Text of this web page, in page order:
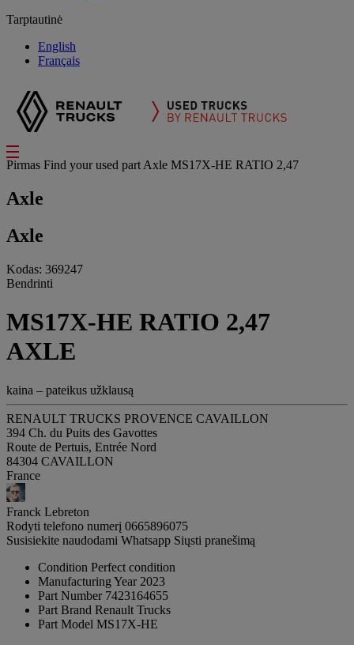
Tarptautinė
English
Français
Pirmas Find your used part Axle MS17X-HE RATIO 2,47
Axle
Axle
Kodas: 369247
Bendrinti
MS17X-HE RATIO 2,47
AXLE
kaina – pateikus užklausą
RENAULT TRUCKS PROVENCE CAVAILLON
394 Ch. du Puits des Gavottes
Route de Pertuis, Entrée Nord
84304 CAVAILLON
France
Franck Lebreton
Rodyti telefono numerį 0665896075
Susisiekite naudodami Whatsapp Siųsti pranešimą
Condition Perfect condition
Manufacturing Year 2023
Part Number 7423164655
Part Brand Renault Trucks
Part Model MS17X-HE